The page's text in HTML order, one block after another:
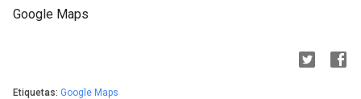
Google Maps
Etiquetas: Google Maps